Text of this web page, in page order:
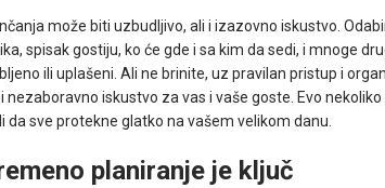
može biti uzbudljivo, ali i izazovno iskustvo.
spisak gostiju, ko će gde i sa kim da sedi, i mnoge
ili uplašeni. Ali ne brinite, uz pravilan pristup i
nezaboravno iskustvo za vas i vaše goste. Evo
da sve protekne glatko na vašem velikom danu.
planiranje je ključ